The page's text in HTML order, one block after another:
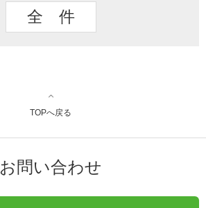
全 件
TOPへ戻る
お問い合わせ